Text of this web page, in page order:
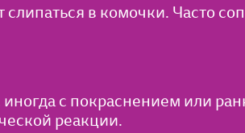
в комочки. Часто
с покраснением или
реакции.